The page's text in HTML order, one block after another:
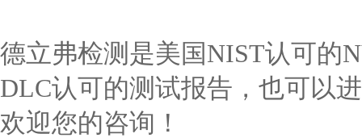
德立弗检测是美国NIST认可的
DLC认可的测试报告，也可以
欢迎您的咨询！